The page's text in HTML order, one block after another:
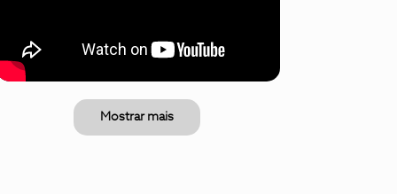
Mostrar mais